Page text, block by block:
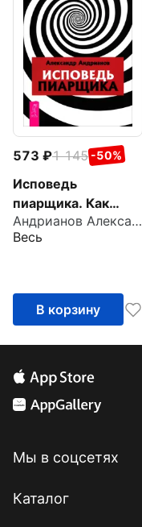
573 1 145 -50%
Исповедь
пиарщика. Как
заставить людей
поверить во что
Андрианов Александр
Весь
В корзину
Мы в соцсетях
Каталог